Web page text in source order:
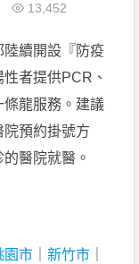
13,452
陸續開設『防疫
者提供PCR、
龍服務。建議
預約掛號方
醫院就醫。
園市 ｜新竹市